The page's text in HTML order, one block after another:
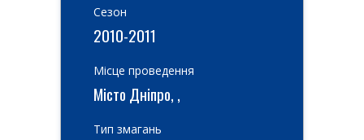
Cезон
2010-2011
Місце проведення
Місто Дніпро, ,
Тип змагань